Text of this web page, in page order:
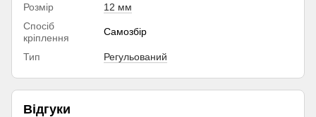
Розмір
12 мм
Спосіб
кріплення
Самозбір
Тип Регульований
Відгуки